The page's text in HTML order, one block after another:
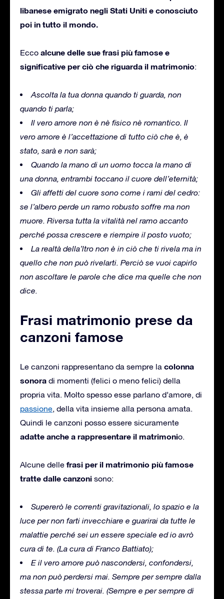
libanese emigrato negli Stati Uniti e conosciuto
poi in tutto il mondo.
Ecco alcune delle sue frasi più famose e
significative per ciò che riguarda il matrimonio:
Ascolta la tua donna quando ti guarda, non
quando ti parla;
Il vero amore non è nè fisico nè romantico. Il
vero amore è l’accettazione di tutto ciò che è, è
stato, sarà e non sarà;
Quando la mano di un uomo tocca la mano di
una donna, entrambi toccano il cuore dell’eternità;
Gli affetti del cuore sono come i rami del cedro:
se l’albero perde un ramo robusto soffre ma non
muore. Riversa tutta la vitalità nel ramo accanto
perché possa crescere e riempire il posto vuoto;
La realtà della’ltro non è in ciò che ti rivela ma in
quello che non può rivelarti. Perciò se vuoi capirlo
non ascoltare le parole che dice ma quelle che non
dice.
Frasi matrimonio prese da
canzoni famose
Le canzoni rappresentano da sempre la colonna
sonora di momenti (felici o meno felici) della
propria vita. Molto spesso esse parlano d’amore, di
passione, della vita insieme alla persona amata.
Quindi le canzoni posso essere sicuramente
adatte anche a rappresentare il matrimonio.
Alcune delle frasi per il matrimonio più famose
tratte dalle canzoni sono:
Supererò le correnti gravitazionali, lo spazio e la
luce per non farti invecchiare e guarirai da tutte le
malattie perché sei un essere speciale ed io avrò
cura di te. (La cura di Franco Battiato);
E il vero amore può nascondersi, confondersi,
ma non può perdersi mai. Sempre per sempre dalla
stessa parte mi troverai. (Sempre e per sempre di